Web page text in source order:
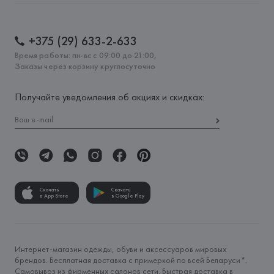
+375 (29) 633-2-633
Время работы: пн-вс с 09:00 до 21:00,
Заказы через корзину круглосуточно
Получайте уведомления об акциях и скидках:
Скачать
в App Store
Скачать
в Google Play
Интернет-магазин одежды, обуви и аксессуаров мировых
брендов. Бесплатная доставка с примеркой по всей Беларуси*.
Самовывоз из фирменных салонов сети. Быстрая доставка в